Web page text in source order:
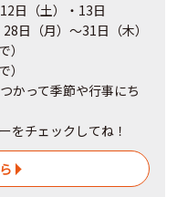
日（土）・13日
日（月）～31日（木）
かって季節や行事にち
をチェックしてね！